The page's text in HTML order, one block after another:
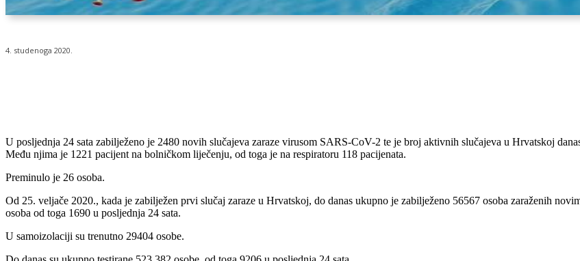
4. studenoga 2020.
U posljednja 24 sata zabilježeno je 2480 novih slučajeva zaraze virusom SARS-CoV-2 te je broj aktivnih slučajeva u Hrvatskoj
Među njima je 1221 pacijent na bolničkom liječenju, od toga je na respiratoru 118 pacijenata.
Preminulo je 26 osoba.
Od 25. veljače 2020., kada je zabilježen prvi slučaj zaraze u Hrvatskoj, do danas ukupno je zabilježeno 56567 osoba zaraženih
osoba od toga 1690 u posljednja 24 sata.
U samoizolaciji su trenutno 29404 osobe.